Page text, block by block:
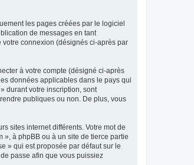
les pages créées par le logiciel
de messages en tant
votre connexion (désignés ci-après par
à votre compte (désigné ci-après
données applicables dans le pays qui
durant votre inscription, sont
publiques ou non. De plus, vous
sites internet différents. Votre mot de
», à phpBB ou à un site de tierce partie
» qui est proposée par défaut sur le
passe afin que vous puissiez